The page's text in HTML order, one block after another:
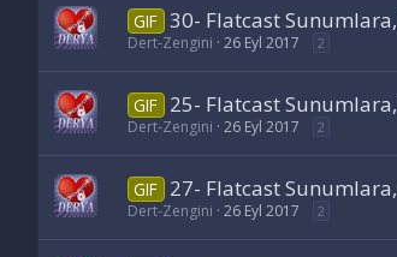
GIF 30- Flatcast
Dert-Zengini 26 Eyl 2017 2
GIF 25- Flatcast
Dert-Zengini 26 Eyl 2017 2
GIF 27- Flatcast
Dert-Zengini 26 Eyl 2017 2